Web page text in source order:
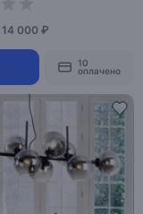
14 000 ₽
10
оплачено